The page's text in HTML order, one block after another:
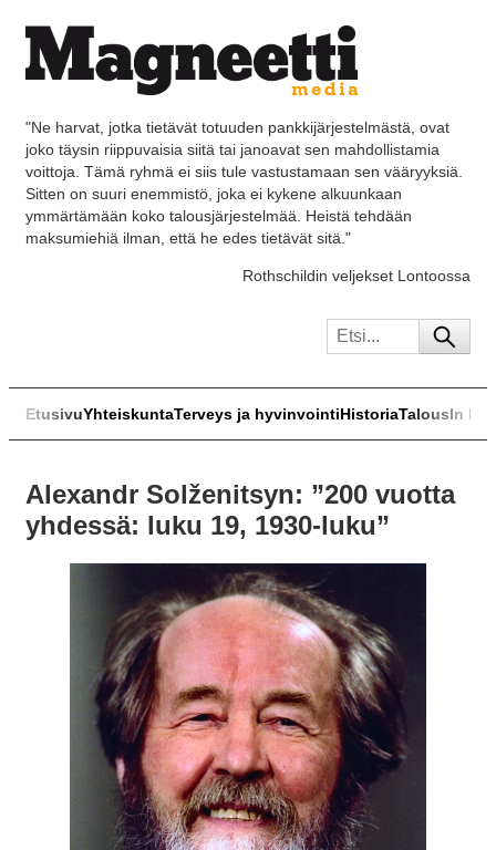
"Ne harvat, jotka tietävät totuuden pankkijärjestelmästä, ovat
joko täysin riippuvaisia siitä tai janoavat sen mahdollistamia
voittoja. Tämä ryhmä ei siis tule vastustamaan sen vääryyksiä.
Sitten on suuri enemmistö, joka ei kykene alkuunkaan
ymmärtämään koko talousjärjestelmää. Heistä tehdään
maksumiehiä ilman, että he edes tietävät sitä."
Rothschildin veljekset Lontoossa
EtusivuYhteiskuntaTerveys ja hyvinvointiHistoriaTalousIn
Alexandr Solženitsyn: ”200 vuotta
yhdessä: luku 19, 1930-luku”